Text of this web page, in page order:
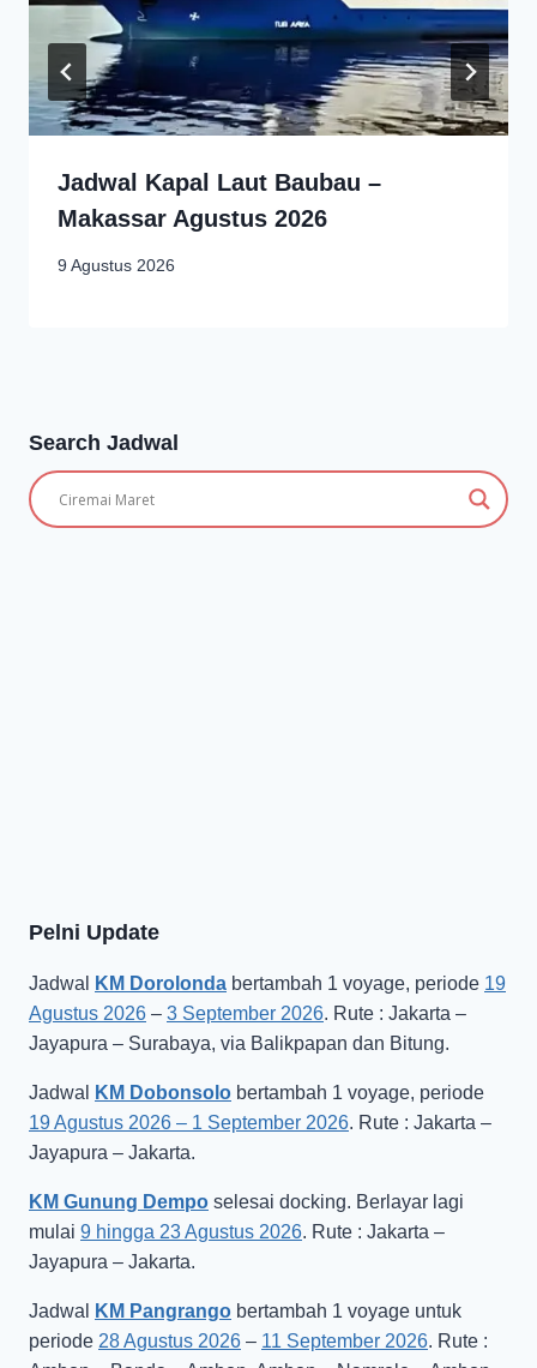
Jadwal Kapal Laut Baubau –
Makassar Agustus 2026
9 Agustus 2026
Search Jadwal
Pelni Update
Jadwal KM Dorolonda bertambah 1 voyage, periode 19
Agustus 2026 – 3 September 2026. Rute : Jakarta –
Jayapura – Surabaya, via Balikpapan dan Bitung.
Jadwal KM Dobonsolo bertambah 1 voyage, periode
19 Agustus 2026 – 1 September 2026. Rute : Jakarta –
Jayapura – Jakarta.
KM Gunung Dempo selesai docking. Berlayar lagi
mulai 9 hingga 23 Agustus 2026. Rute : Jakarta –
Jayapura – Jakarta.
Jadwal KM Pangrango bertambah 1 voyage untuk
periode 28 Agustus 2026 – 11 September 2026. Rute :